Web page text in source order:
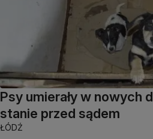
Psy umierały w nowych
stanie przed sądem
ŁÓDŹ